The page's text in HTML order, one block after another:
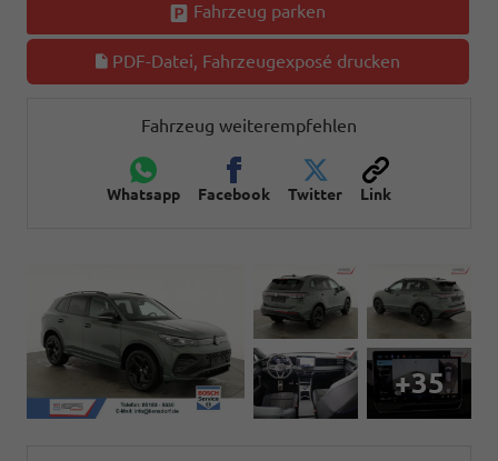
Fahrzeug parken
PDF-Datei, Fahrzeugexposé drucken
Fahrzeug weiterempfehlen
Whatsapp Facebook Twitter Link
+35